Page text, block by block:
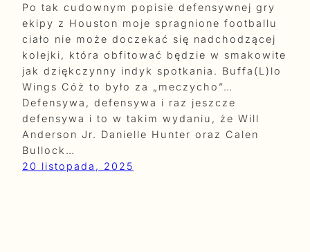
Po tak cudownym popisie defensywnej gry
ekipy z Houston moje spragnione footballu
ciało nie może doczekać się nadchodzącej
kolejki, która obfitować będzie w smakowite
jak dziękczynny indyk spotkania. Buffa(L)lo
Wings Cóż to było za „meczycho”…
Defensywa, defensywa i raz jeszcze
defensywa i to w takim wydaniu, że Will
Anderson Jr. Danielle Hunter oraz Calen
Bullock…
20 listopada, 2025